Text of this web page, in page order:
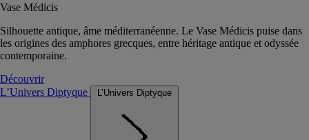
Vase Médicis
Silhouette antique, âme méditerranéenne. Le Vase Médicis puise dans
les origines des amphores grecques, entre héritage antique et odyssée
contemporaine.
Découvrir
L’Univers Diptyque
L’Univers Diptyque